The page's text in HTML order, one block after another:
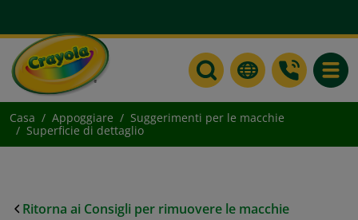
Casa Appoggiare
Suggerimenti per le macchie
Superficie di dettaglio
Ritorna ai Consigli per rimuovere le macchie